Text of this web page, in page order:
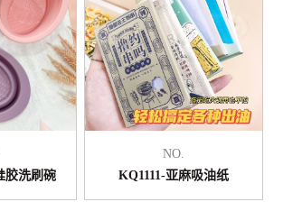
胶洗刷碗
NO.
KQ1111-亚麻吸油纸